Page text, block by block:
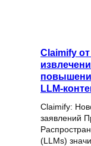
Claimify
LLM-
Claimify:
заявлений
(LLMs)